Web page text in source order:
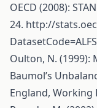
OECD (2008):
24. http://
Oulton, N. (1999):
Baumol’s
England, Working